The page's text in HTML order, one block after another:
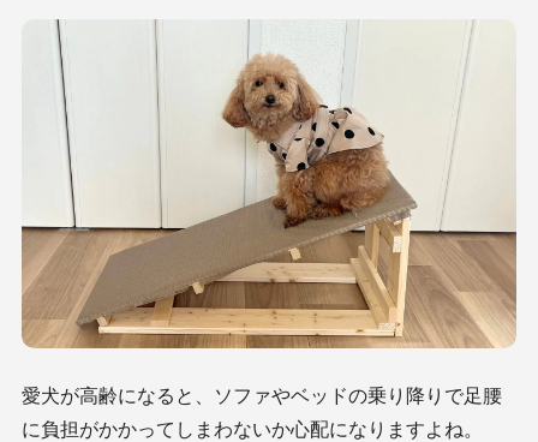
愛犬が高齢になると、ソファやベッドの乗り降りで足腰
に負担がかかってしまわないか心配になりますよね。